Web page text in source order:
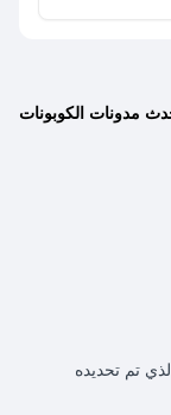
مدونات الكوبونات